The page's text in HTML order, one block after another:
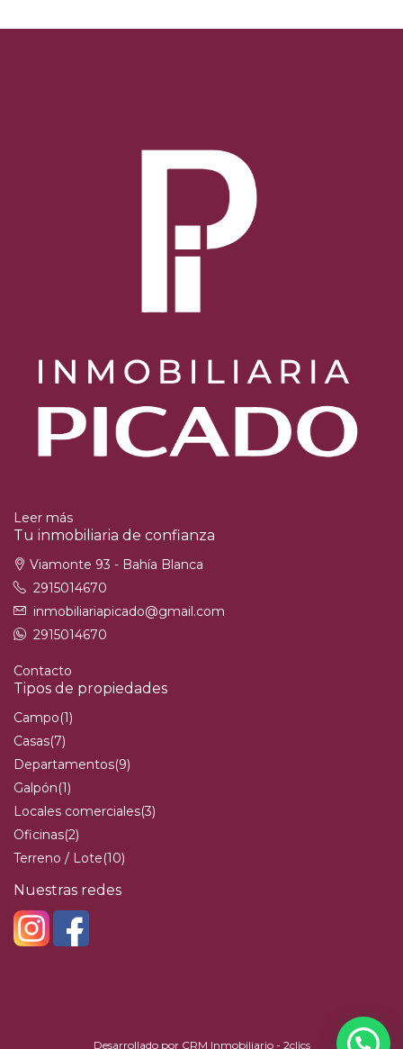
Leer más
Tu inmobiliaria de confianza
Viamonte 93 - Bahía Blanca
2915014670
inmobiliariapicado@gmail.com
2915014670
Contacto
Tipos de propiedades
Campo(1)
Casas(7)
Departamentos(9)
Galpón(1)
Locales comerciales(3)
Oficinas(2)
Terreno / Lote(10)
Nuestras redes
Desarrollado por CRM Inmobiliario - 2clics